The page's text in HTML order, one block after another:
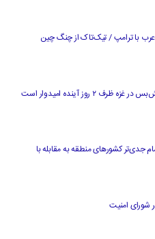
شیخ عرب با ترامپ / تیک‌تاک از چنگ چین
۲ روز آینده امیدوار است
جدی‌تر کشورهای منطقه به مقابله با
شورای امنیت